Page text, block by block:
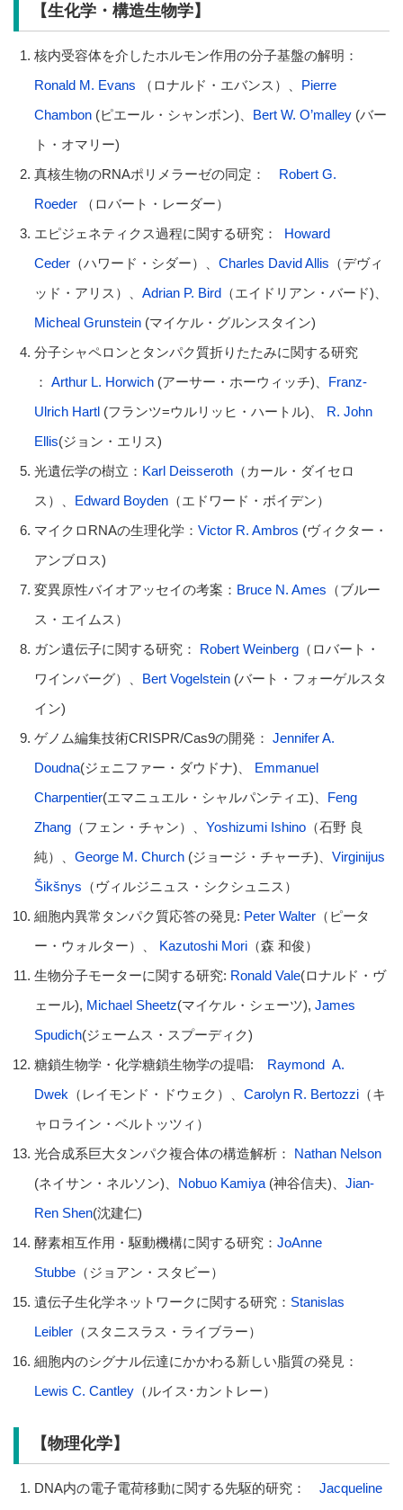
【生化学・構造生物学】
核内受容体を介したホルモン作用の分子基盤の解明：
Ronald M. Evans （ロナルド・エバンス）、 Pierre
Chambon(ピエール・シャンボン)、 Bert W. O’malley(バー
ト・オマリー)
真核生物のRNAポリメラーゼの同定： Robert G.
Roeder（ロバート・レーダー）
エピジェネティクス過程に関する研究： Howard
Ceder（ハワード・シダー）、 Charles David Allis （デヴィ
ッド・アリス）、 Adrian P. Bird（エイドリアン・バード)、
Micheal Grunstein(マイケル・グルンスタイン)
分子シャペロンとタンパク質折りたたみに関する研究
： Arthur L. Horwich(アーサー・ホーウィッチ)、 Franz-
Ulrich Hartl(フランツ=ウルリッヒ・ハートル)、 R. John
Ellis(ジョン・エリス)
光遺伝学の樹立： Karl Deisseroth（カール・ダイセロ
ス）、 Edward Boyden（エドワード・ボイデン）
マイクロRNAの生理化学： Victor R. Ambros (ヴィクター・
アンブロス)
変異原性バイオアッセイの考案： Bruce N. Ames （ブルー
ス・エイムス）
ガン遺伝子に関する研究： Robert Weinberg（ロバート・
ワインバーグ）、 Bert Vogelstein(バート・フォーゲルスタ
イン)
ゲノム編集技術CRISPR/Cas9の開発： Jennifer A.
Doudna(ジェニファー・ダウドナ)、 Emmanuel
Charpentier(エマニュエル・シャルパンティエ)、 Feng
Zhang（フェン・チャン）、 Yoshizumi Ishino（石野 良
純）、 George M. Church(ジョージ・チャーチ)、 Virginijus
Šikšnys （ヴィルジニュス・シクシュニス）
細胞内異常タンパク質応答の発見: Peter Walter（ピータ
ー・ウォルター）、 Kazutoshi Mori（森 和俊）
生物分子モーターに関する研究: Ronald Vale(ロナルド・ヴ
ェール), Michael Sheetz(マイケル・シェーツ), James
Spudich(ジェームス・スプーディク)
糖鎖生物学・化学糖鎖生物学の提唱: Raymond A.
Dwek （レイモンド・ドウェク）、 Carolyn R. Bertozzi（キ
ャロライン・ベルトッツィ）
光合成系巨大タンパク複合体の構造解析： Nathan Nelson
(ネイサン・ネルソン)、 Nobuo Kamiya(神谷信夫)、 Jian-
Ren Shen(沈建仁)
酵素相互作用・駆動機構に関する研究： JoAnne
Stubbe（ジョアン・スタビー）
遺伝子生化学ネットワークに関する研究： Stanislas
Leibler（スタニスラス・ライブラー）
細胞内のシグナル伝達にかかわる新しい脂質の発見：
Lewis C. Cantley（ルイス･カントレー）
【物理化学】
DNA内の電子電荷移動に関する先駆的研究： Jacqueline